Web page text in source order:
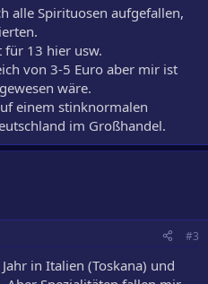
alle Spirituosen aufgefallen,
für 13 hier usw.
von 3-5 Euro aber mir ist
wäre.
einem stinknormalen
im Großhandel.
#3
in Italien (Toskana) und